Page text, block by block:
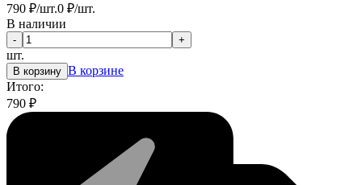
790 ₽/шт.0 ₽/шт.
В наличии
- +
шт.
В корзину В корзине
Итого:
790 ₽